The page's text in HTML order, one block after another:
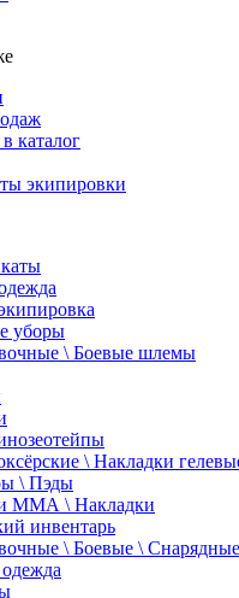
каталог
экипировки
уборы
\ Боевые шлемы
\ Накладки
\ Пэды
ММА \ Накладки
инвентарь
\ Боевые \